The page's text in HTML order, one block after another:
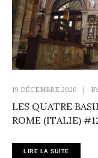
19 DÉCEMBRE 2020 |
LES QUATRE
ROME (ITALIE)
LIRE LA SUITE